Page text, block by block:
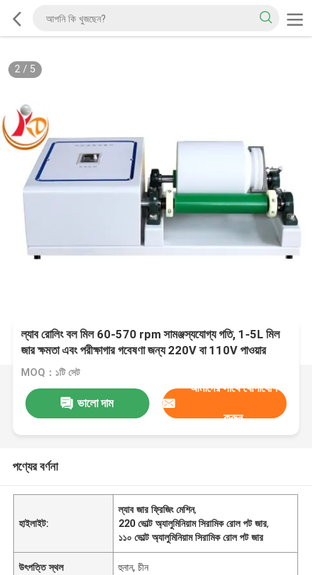
2/ 5
ল্যাব রোলিং বল মিল 60-570 rpm সামঞ্জস্যযোগ্য গতি, 1-5L মিল
জার ক্ষমতা এবং পরীক্ষাগার গবেষণা জন্য 220V বা 110V পাওয়ার
সাপ্লাই
MOQ：১টি সেট
ভালো দাম
আমাদের সাথে যোগাযোগ
করুন
পণ্যের বর্ণনা
হাইলাইট:
ল্যাব জার ফ্রিজিং মেশিন,
220 ভোল্ট অ্যালুমিনিয়াম সিরামিক রোল পট জার,
১১০ ভোল্ট অ্যালুমিনিয়াম সিরামিক রোল পট জার
উৎপত্তি স্থল হুনান, চীন